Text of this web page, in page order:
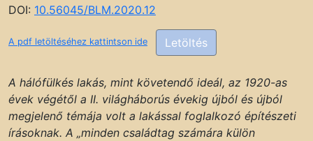
DOI: 10.56045/BLM.2020.12
A pdf letöltéséhez kattintson ide Letöltés
A hálófülkés lakás, mint követendő ideál, az 1920-as
évek végétől a II. világháborús évekig újból és újból
megjelenő témája volt a lakással foglalkozó építészeti
írásoknak. A „minden családtag számára külön